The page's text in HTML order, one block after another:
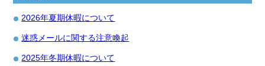
2026年夏期休暇について
迷惑メールに関する注意喚起
2025年冬期休暇について